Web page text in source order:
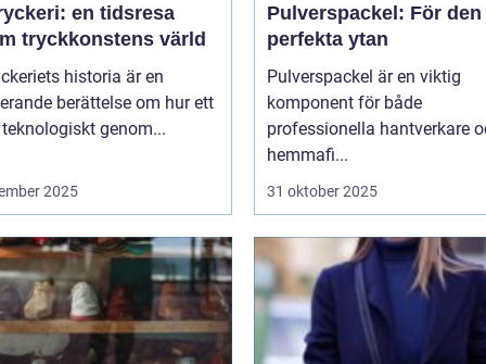
en tidsresa
tryckkonstens värld
historia är en
berättelse om hur ett
genom...
2025
Pulverspackel: För den
perfekta ytan
Pulverspackel är en viktig
komponent för både
professionella hantverkare
hemmafi...
31 oktober 2025